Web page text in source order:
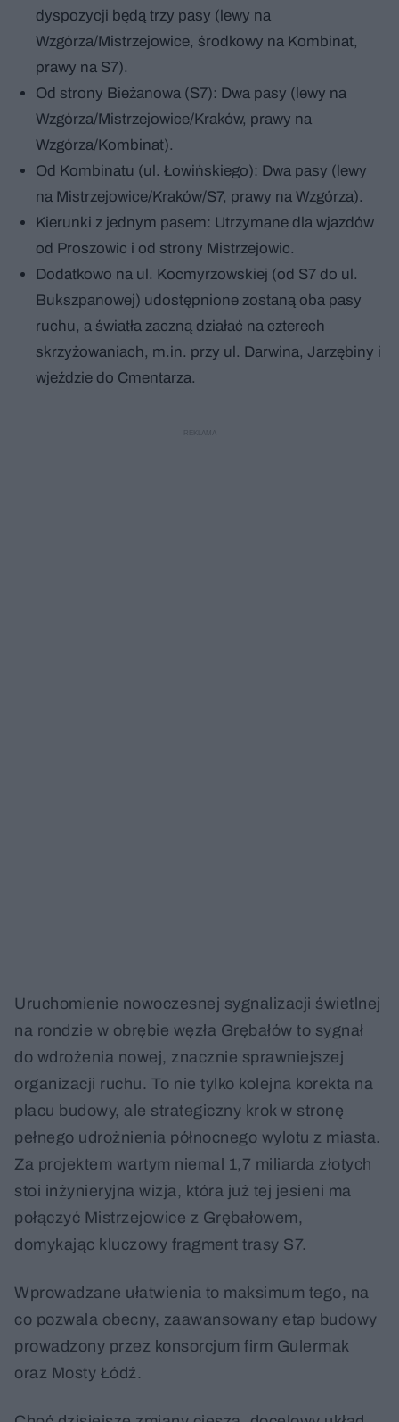
dyspozycji będą trzy pasy (lewy na
Wzgórza/Mistrzejowice, środkowy na Kombinat,
prawy na S7).
Od strony Bieżanowa (S7): Dwa pasy (lewy na
Wzgórza/Mistrzejowice/Kraków, prawy na
Wzgórza/Kombinat).
Od Kombinatu (ul. Łowińskiego): Dwa pasy (lewy
na Mistrzejowice/Kraków/S7, prawy na Wzgórza).
Kierunki z jednym pasem: Utrzymane dla wjazdów
od Proszowic i od strony Mistrzejowic.
Dodatkowo na ul. Kocmyrzowskiej (od S7 do ul.
Bukszpanowej) udostępnione zostaną oba pasy
ruchu, a światła zaczną działać na czterech
skrzyżowaniach, m.in. przy ul. Darwina, Jarzębiny i
wjeździe do Cmentarza.
Uruchomienie nowoczesnej sygnalizacji świetlnej
na rondzie w obrębie węzła Grębałów to sygnał
do wdrożenia nowej, znacznie sprawniejszej
organizacji ruchu. To nie tylko kolejna korekta na
placu budowy, ale strategiczny krok w stronę
pełnego udrożnienia północnego wylotu z miasta.
Za projektem wartym niemal 1,7 miliarda złotych
stoi inżynieryjna wizja, która już tej jesieni ma
połączyć Mistrzejowice z Grębałowem,
domykając kluczowy fragment trasy S7.
Wprowadzane ułatwienia to maksimum tego, na
co pozwala obecny, zaawansowany etap budowy
prowadzony przez konsorcjum firm Gulermak
oraz Mosty Łódź.